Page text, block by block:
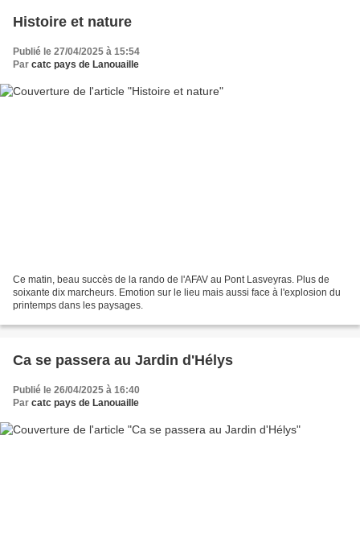
Histoire et nature
Publié le 27/04/2025 à 15:54
Par catc pays de Lanouaille
Ce matin, beau succès de la rando de l'AFAV au Pont Lasveyras. Plus de
soixante dix marcheurs. Emotion sur le lieu mais aussi face à l'explosion du
printemps dans les paysages.
Ca se passera au Jardin d'Hélys
Publié le 26/04/2025 à 16:40
Par catc pays de Lanouaille